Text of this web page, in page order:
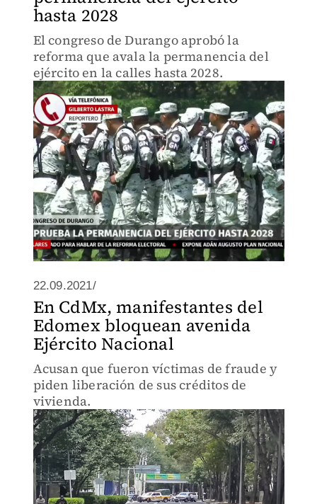
hasta 2028
El congreso de Durango aprobó la
reforma que avala la permanencia del
ejército en la calles hasta 2028.
22.09.2021/
En CdMx, manifestantes del
Edomex bloquean avenida
Ejército Nacional
Acusan que fueron víctimas de fraude y
piden liberación de sus créditos de
vivienda.